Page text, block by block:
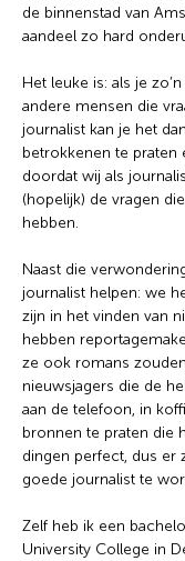
de binnenstad van
aandeel zo hard
Het leuke is: als je
andere mensen die
journalist kan je het
betrokkenen te praten
doordat wij als
(hopelijk) de vragen
hebben.
Naast die
journalist helpen: we
zijn in het vinden van
hebben
ze ook romans
nieuwsjagers die de
aan de telefoon, in
bronnen te praten die
dingen perfect, dus er
goede journalist te
Zelf heb ik een
University College in